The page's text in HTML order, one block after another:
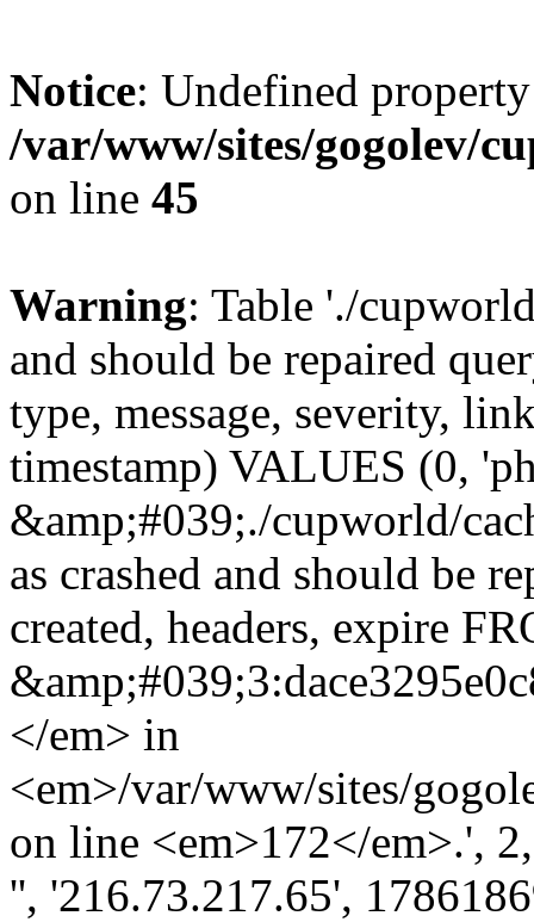
Notice: Undefined
/var/www/sites/gogolev/
on line 45
Warning: Table './
and should be repaired
type, message, severity,
timestamp) VALUES (0,
&amp;#039;./cupworld/
as crashed and should be
created, headers, expire
</em> in
<em>/var/www/sites/
on line <em>172</em>.',
'', '216.73.217.65',